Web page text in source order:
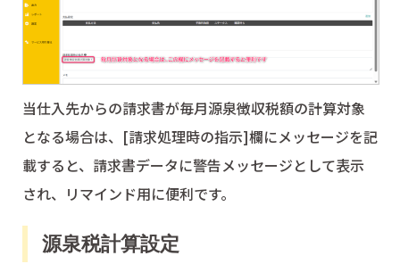
当仕入先からの請求書が毎月源泉徴収税額の計算対象
となる場合は、[請求処理時の指示]欄にメッセージを記
載すると、請求書データに警告メッセージとして表示
され、リマインド用に便利です。
源泉税計算設定